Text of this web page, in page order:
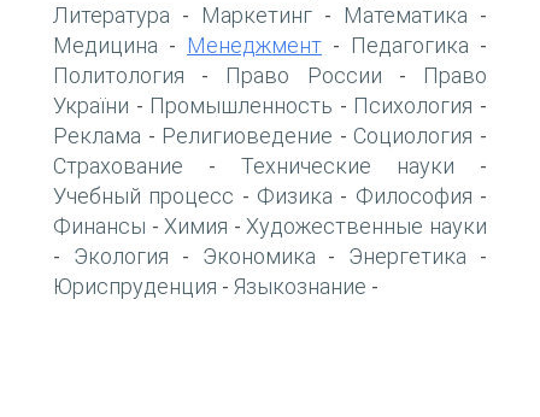
Литература - Маркетинг - Математика -
Медицина - Менеджмент - Педагогика -
Политология - Право России -
Право
України - Промышленность - Психология -
Реклама - Религиоведение - Социология -
Страхование - Технические науки -
Учебный процесс - Физика - Философия -
Финансы - Химия - Художественные науки
- Экология - Экономика - Энергетика -
Юриспруденция - Языкознание -